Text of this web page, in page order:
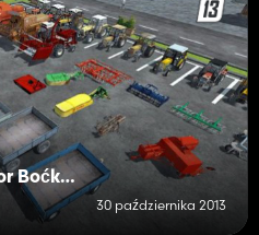
ModPack CalySezon for Boćkowo 1995
30 października 2013